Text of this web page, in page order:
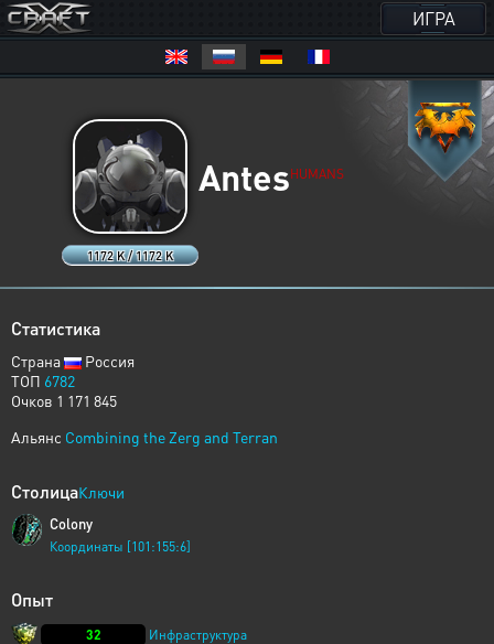
ИГРА
1172 K / 1172 K
AntesHUMANS
Статистика
Страна
Россия
ТОП 6782
Очков 1 171 845
Альянс Combining the Zerg and Terran
СтолицаКлючи
Colony
Координаты [101:155:6]
Опыт
32
Инфраструктура